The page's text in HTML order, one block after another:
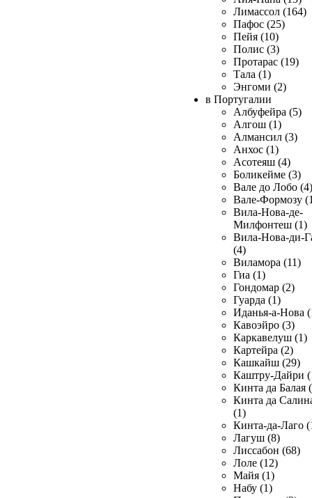
Лимассол (164)
Пафос (25)
Пейя (10)
Полис (3)
Протарас (19)
Тала (1)
Энгоми (2)
в Португалии
Албуфейра (5)
Алгош (1)
Алмансил (3)
Анхос (1)
Асотеяш (4)
Боликейме (3)
Вале до Лобо (4)
Вале-Формозу
Вила-Нова-де-
Милфонтеш (1)
Вила-Нова-ди-
(4)
Виламора (11)
Гиа (1)
Гондомар (2)
Гуарда (1)
Иданья-а-Нова
Кавоэйро (3)
Каркавелуш (1)
Картейра (2)
Кашкайш (29)
Каштру-Дайри
Кинта да Балая
Кинта да
(1)
Кинта-да-Лаго
Лагуш (8)
Лиссабон (68)
Лоле (12)
Майя (1)
Набу (1)